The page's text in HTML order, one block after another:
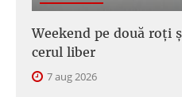
Weekend pe două roți
cerul liber
7 aug 2026